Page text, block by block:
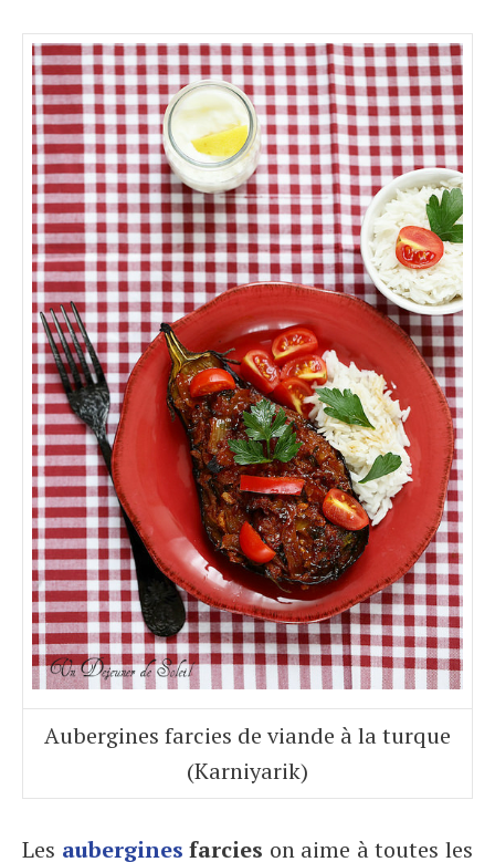
Aubergines farcies de viande à la turque
(Karniyarik)
Les aubergines farcies on aime à toutes les